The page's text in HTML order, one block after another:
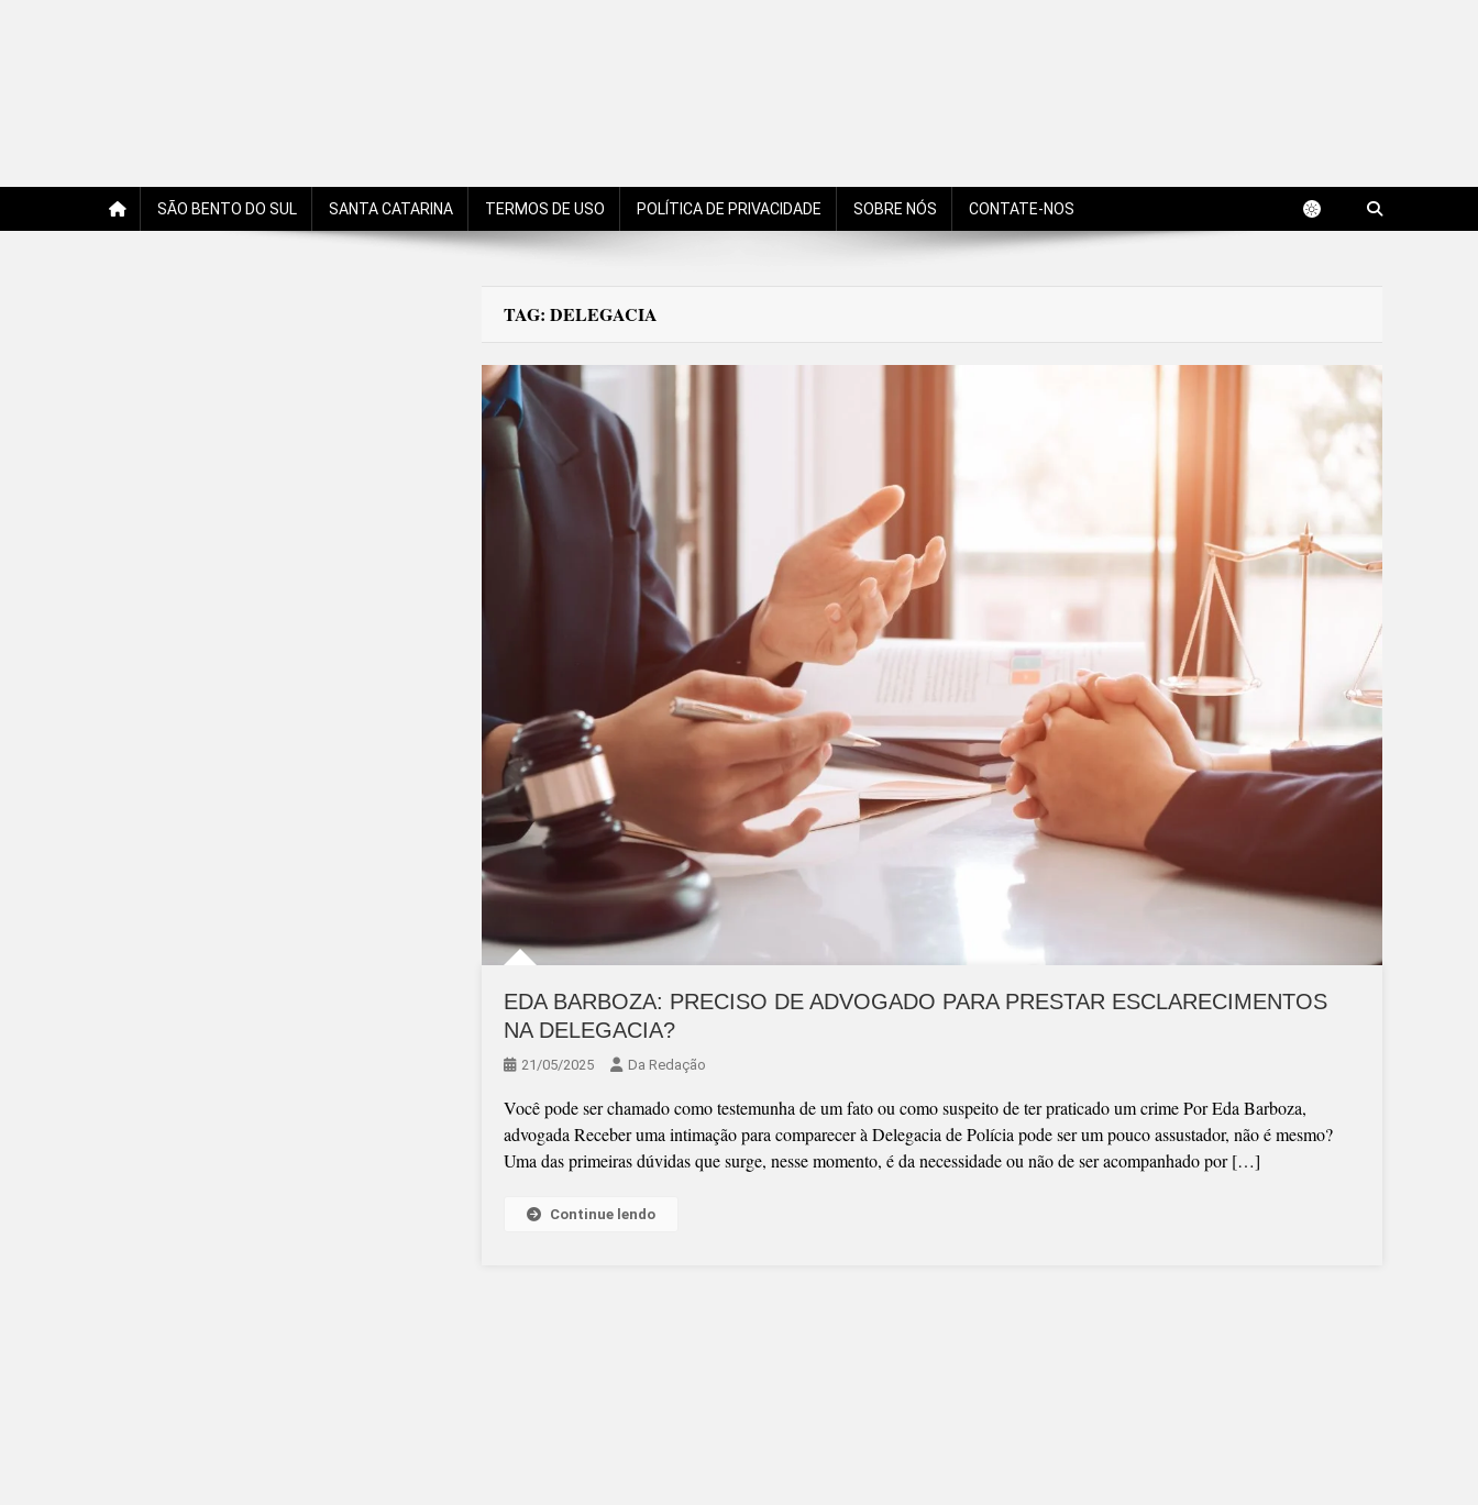
SÃO BENTO DO SUL SANTA CATARINA TERMOS DE USO POLÍTICA DE PRIVACIDADE SOBRE NÓS CONTATE-NOS
TAG: DELEGACIA
EDA BARBOZA: PRECISO DE ADVOGADO PARA PRESTAR ESCLARECIMENTOS
NA DELEGACIA?
21/05/2025 Da Redação
Você pode ser chamado como testemunha de um fato ou como suspeito de ter praticado um crime Por Eda Barboza,
advogada Receber uma intimação para comparecer à Delegacia de Polícia pode ser um pouco assustador, não é mesmo?
Uma das primeiras dúvidas que surge, nesse momento, é da necessidade ou não de ser acompanhado por […]
Continue lendo